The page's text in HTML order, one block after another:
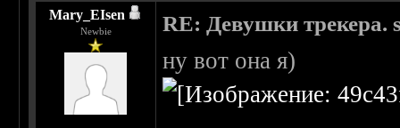
Mary_EIsen
Newbie RE: Девушки трекера.
ну вот она я)